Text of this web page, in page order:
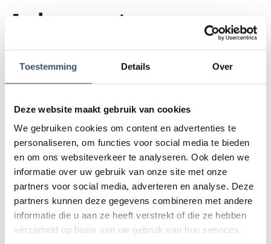
Toestemming Details Over
Deze website maakt gebruik van cookies
We gebruiken cookies om content en advertenties te
personaliseren, om functies voor social media te bieden
en om ons websiteverkeer te analyseren. Ook delen we
informatie over uw gebruik van onze site met onze
partners voor social media, adverteren en analyse. Deze
partners kunnen deze gegevens combineren met andere
informatie die u aan ze heeft verstrekt of die ze hebben
verzameld op basis van uw gebruik van hun services.
Andere events
DI
11
Magic Summer show met Steven Kazàn
Ouddorp
12
AUG.
Kinderdagen bij RTM-trammuseum in
Ouddorp
📍Ouddorp🕐10:00
13
AUG.
Hippie Beach Day markt bij Houten Kaap
📍Ouddorp 🕐12:00